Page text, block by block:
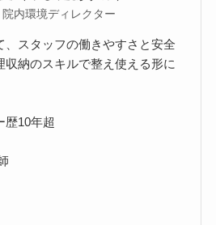
内環境ディレクター
、スタッフの働きやすさと安全
収納のスキルで整え使える形に
歴10年超